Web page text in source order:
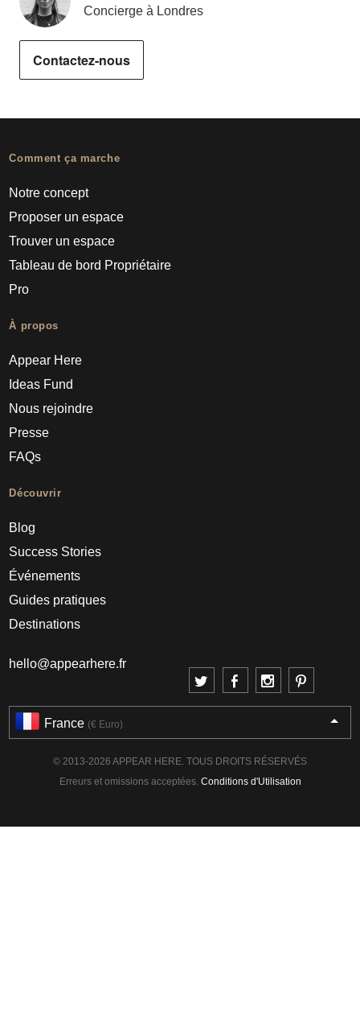
Concierge à Londres
Contactez-nous
Comment ça marche
Notre concept
Proposer un espace
Trouver un espace
Tableau de bord Propriétaire
Pro
À propos
Appear Here
Ideas Fund
Nous rejoindre
Presse
FAQs
Découvrir
Blog
Success Stories
Événements
Guides pratiques
Destinations
hello@appearhere.fr
France (€ Euro)
© 2013-2026 APPEAR HERE. TOUS DROITS RÉSERVÉS
Erreurs et omissions acceptées. Conditions d'Utilisation